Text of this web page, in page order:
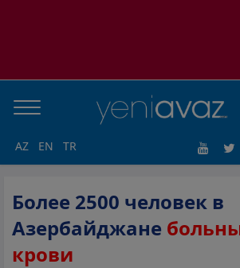
AZ EN TR
Более 2500 человек в
Азербайджане
крови